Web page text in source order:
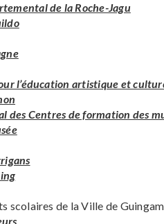
de la Roche-Jagu
l’éducation artistique et
des Centres de formation des
scolaires de la Ville de